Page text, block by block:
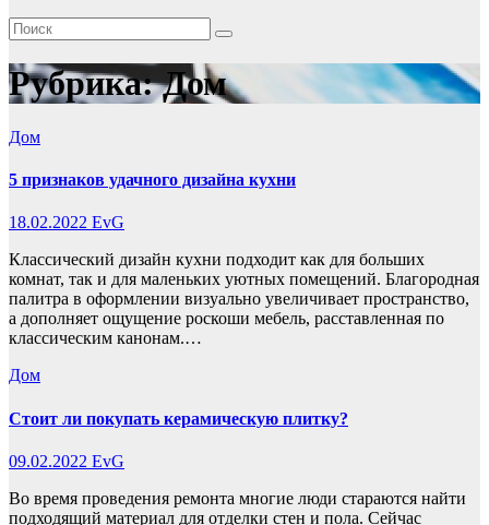
Рубрика:Дом
Дом
5 признаков удачного дизайна кухни
18.02.2022 EvG
Классический дизайн кухни подходит как для больших
комнат, так и для маленьких уютных помещений. Благородная
палитра в оформлении визуально увеличивает пространство,
а дополняет ощущение роскоши мебель, расставленная по
классическим канонам.…
Дом
Стоит ли покупать керамическую плитку?
09.02.2022 EvG
Во время проведения ремонта многие люди стараются найти
подходящий материал для отделки стен и пола. Сейчас